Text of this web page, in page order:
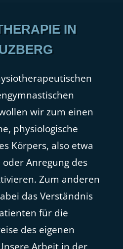
IN
wir zum einen
physiologische
Körpers, also etwa
Anregung des
Zum anderen
das Verständnis
für die
des eigenen